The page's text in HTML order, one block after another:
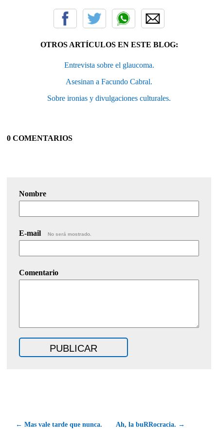
OTROS ARTÍCULOS EN ESTE BLOG:
Entrevista sobre el glaucoma.
Asesinan a Facundo Cabral.
Sobre ironias y divulgaciones culturales.
0 COMENTARIOS
Nombre
E-mail No será mostrado.
Comentario
← Mas vale tarde que nunca. Ah, la buRRocracia. →